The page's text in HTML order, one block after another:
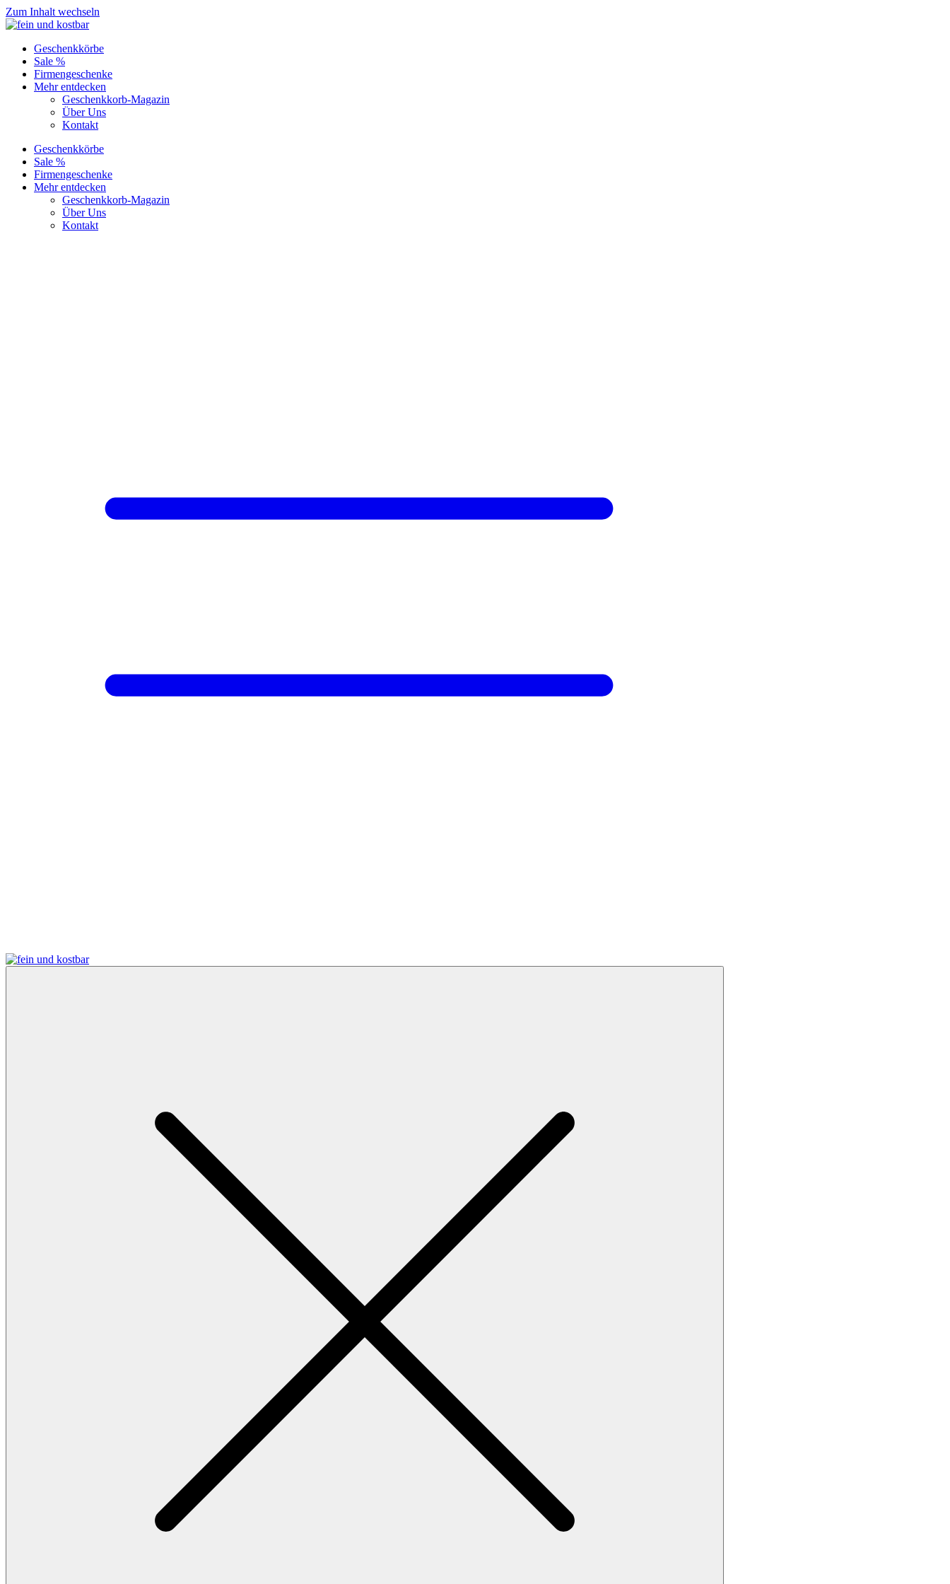
Zum Inhalt wechseln
Geschenkkörbe
Sale %
Firmengeschenke
Mehr entdecken
Geschenkkorb-Magazin
Über Uns
Kontakt
Geschenkkörbe
Sale %
Firmengeschenke
Mehr entdecken
Geschenkkorb-Magazin
Über Uns
Kontakt